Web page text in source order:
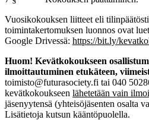
Vuosikokouksen liitteet eli
toimintakertomuksen luonnos ovat
Google Drivessä: https://bit.ly/
Huom! Kevätkokoukseen
ilmoittautuminen etukäteen,
toimisto@futurasociety.fi tai 040
kevätkokoukseen lähetetään vain
jäsenyytensä (yhteisöjäsenten osalta
Lisätietoja kutsun kääntöpuolella.